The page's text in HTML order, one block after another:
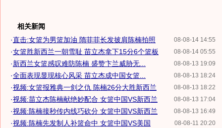
相关新闻
08-08-14 14:55
·直击:女篮为男篮加油 隋菲菲长发披肩陈楠拍照
08-08-14 05:55
·女篮胜新西兰一朝雪耻 苗立杰拿下15分6个篮板
08-08-13 19:09
·新西兰女篮感叹难防陈楠 盛赞卞兰威胁无...
08-08-13 18:24
·全面表现显现核心风采 苗立杰成中国女篮...
08-08-13 18:22
·视频:女篮报雅典一剑之仇 陈楠26分大胜新西兰
08-08-13 17:04
·视频:苗立杰陈楠献绝妙配合 女篮中国VS新西兰
08-08-13 16:49
·视频:陈楠接秒传内线巧砍分 女篮中国VS新西兰
08-08-11 20:20
·视频:陈楠先发制人补篮命中 女篮中国VS美国